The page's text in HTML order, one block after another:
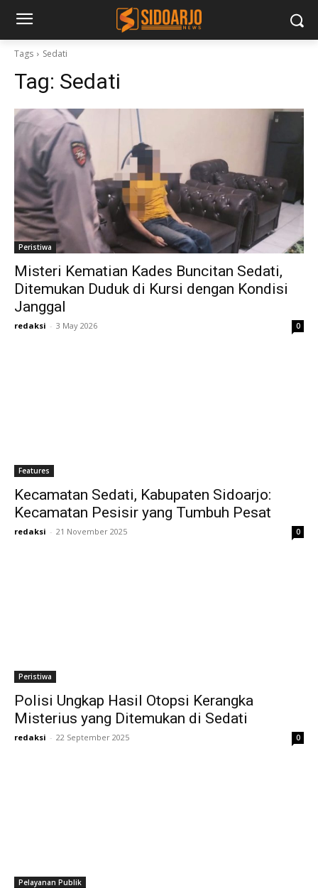
Tags Sedati
Tag: Sedati
Peristiwa
Misteri Kematian Kades Buncitan Sedati,
Ditemukan Duduk di Kursi dengan Kondisi
Janggal
redaksi - 3 May 2026 0
Features
Kecamatan Sedati, Kabupaten Sidoarjo:
Kecamatan Pesisir yang Tumbuh Pesat
redaksi - 21 November 2025 0
Peristiwa
Polisi Ungkap Hasil Otopsi Kerangka
Misterius yang Ditemukan di Sedati
redaksi - 22 September 2025 0
Pelayanan Publik